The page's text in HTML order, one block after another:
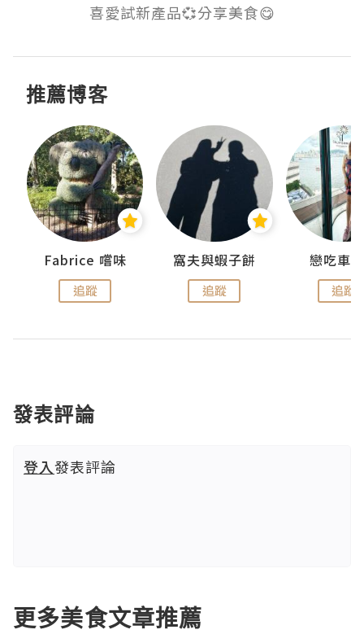
喜愛試新產品💞分享美食😋
推薦博客
Fabrice 嚐味
追蹤
窩夫與蝦子餅
追蹤
戀吃車
追蹤
發表評論
登入發表評論
更多美食文章推薦